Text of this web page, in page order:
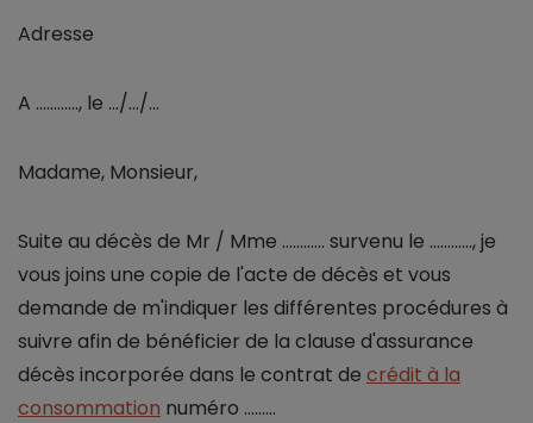
Adresse
A ............, le .../.../...
Madame, Monsieur,
Suite au décès de Mr / Mme ............ survenu le ............, je
vous joins une copie de l'acte de décès et vous
demande de m'indiquer les différentes procédures à
suivre afin de bénéficier de la clause d'assurance
décès incorporée dans le contrat de crédit à la
consommation numéro .........